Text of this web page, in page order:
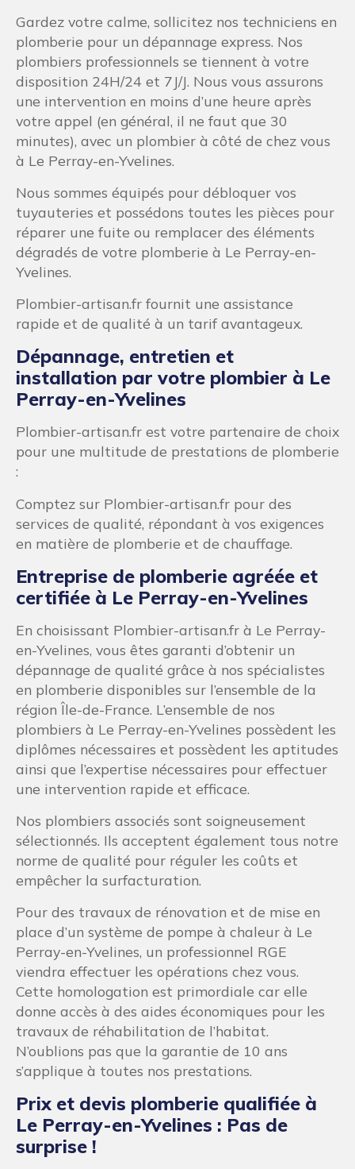
Gardez votre calme, sollicitez nos techniciens en
plomberie pour un dépannage express. Nos
plombiers professionnels se tiennent à votre
disposition 24H/24 et 7J/J. Nous vous assurons
une intervention en moins d’une heure après
votre appel (en général, il ne faut que 30
minutes), avec un plombier à côté de chez vous
à Le Perray-en-Yvelines.
Nous sommes équipés pour débloquer vos
tuyauteries et possédons toutes les pièces pour
réparer une fuite ou remplacer des éléments
dégradés de votre plomberie à Le Perray-en-
Yvelines.
Plombier-artisan.fr fournit une assistance
rapide et de qualité à un tarif avantageux.
Dépannage, entretien et
installation par votre plombier à Le
Perray-en-Yvelines
Plombier-artisan.fr est votre partenaire de choix
pour une multitude de prestations de plomberie
:
Comptez sur Plombier-artisan.fr pour des
services de qualité, répondant à vos exigences
en matière de plomberie et de chauffage.
Entreprise de plomberie agréée et
certifiée à Le Perray-en-Yvelines
En choisissant Plombier-artisan.fr à Le Perray-
en-Yvelines, vous êtes garanti d’obtenir un
dépannage de qualité grâce à nos spécialistes
en plomberie disponibles sur l’ensemble de la
région Île-de-France. L’ensemble de nos
plombiers à Le Perray-en-Yvelines possèdent les
diplômes nécessaires et possèdent les aptitudes
ainsi que l’expertise nécessaires pour effectuer
une intervention rapide et efficace.
Nos plombiers associés sont soigneusement
sélectionnés. Ils acceptent également tous notre
norme de qualité pour réguler les coûts et
empêcher la surfacturation.
Pour des travaux de rénovation et de mise en
place d’un système de pompe à chaleur à Le
Perray-en-Yvelines, un professionnel RGE
viendra effectuer les opérations chez vous.
Cette homologation est primordiale car elle
donne accès à des aides économiques pour les
travaux de réhabilitation de l’habitat.
N’oublions pas que la garantie de 10 ans
s’applique à toutes nos prestations.
Prix et devis plomberie qualifiée à
Le Perray-en-Yvelines : Pas de
surprise !